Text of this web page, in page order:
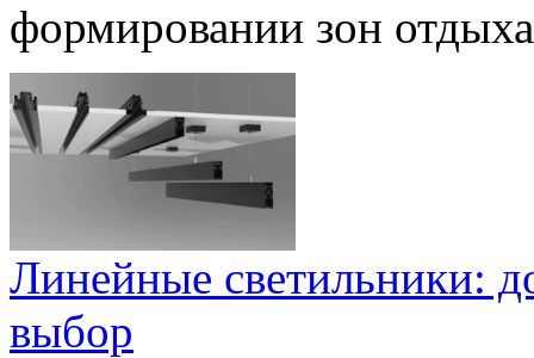
формировании зон
Линейные светильники:
выбор